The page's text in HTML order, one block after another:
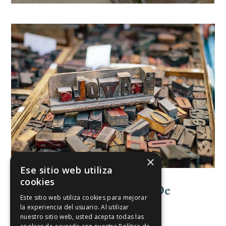
¡La Autopublicación Es De
Mediocres!
Escribir y Publicar
×
Ese sitio web utiliza
cookies
Este sitio web utiliza cookies para mejorar
la experiencia del usuario. Al utilizar
nuestro sitio web, usted acepta todas las